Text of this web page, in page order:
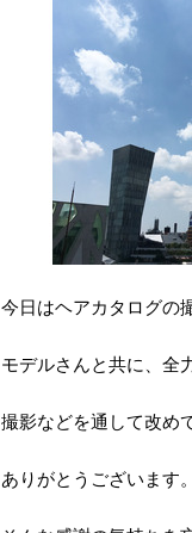
今日はヘアカタログの
モデルさんと共に、全
撮影などを通して改め
ありがとうございます。